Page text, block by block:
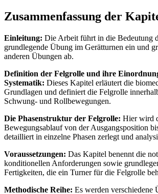
Zusammenfassung der
Einleitung: Die Arbeit führt in die Bedeutung
grundlegende Übung im Gerätturnen ein und
anderen Übungen ab.
Definition der Felgrolle und ihre
Systematik: Dieses Kapitel erläutert die
Grundlagen und definiert die Felgrolle
Schwung- und Rollbewegungen.
Die Phasenstruktur der Felgrolle: Hier wird
Bewegungsablauf von der Ausgangsposition
detailliert in einzelne Phasen zerlegt und
Voraussetzungen: Das Kapitel benennt die
konditionellen Anforderungen sowie
Fertigkeiten, die ein Turner für die Felgrolle
Methodische Reihe: Es werden verschiedene